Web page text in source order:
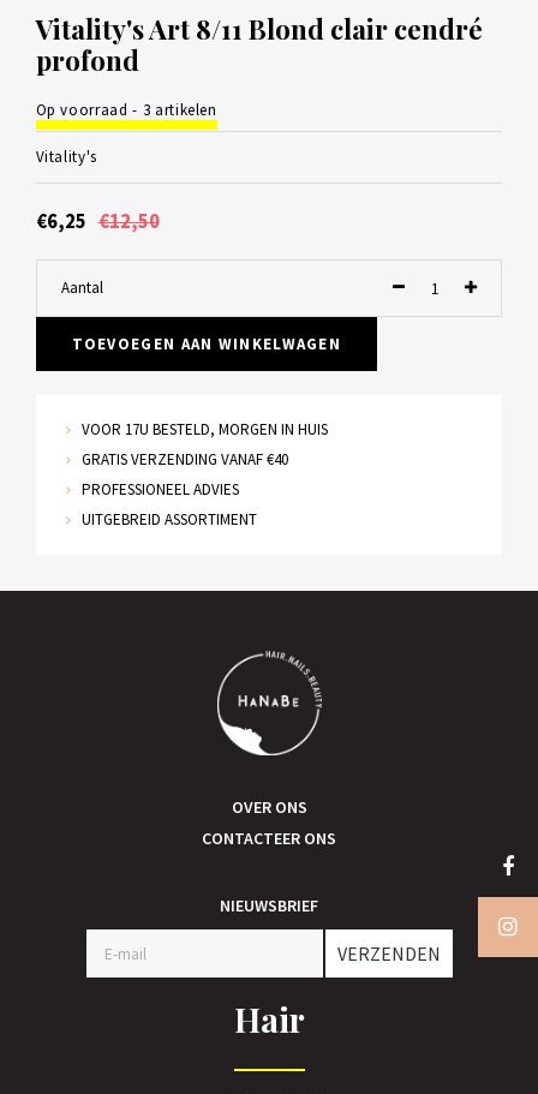
Vitality's Art 8/11 Blond clair cendré
profond
Op voorraad - 3 artikelen
Vitality's
€6,25 €12,50
Aantal
TOEVOEGEN AAN WINKELWAGEN
VOOR 17U BESTELD, MORGEN IN HUIS
GRATIS VERZENDING VANAF €40
PROFESSIONEEL ADVIES
UITGEBREID ASSORTIMENT
OVER ONS
CONTACTEER ONS
NIEUWSBRIEF
VERZENDEN
Hair